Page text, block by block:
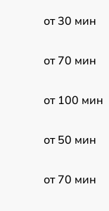
от 30 мин
от 70 мин
от 100 мин
от 50 мин
от 70 мин